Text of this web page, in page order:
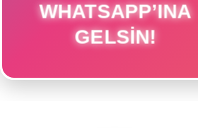
WHATSAPP’INA
GELSIN!